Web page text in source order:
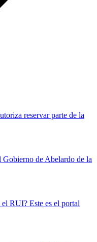
reservar parte de la
de Abelardo de la
RUI? Este es el portal